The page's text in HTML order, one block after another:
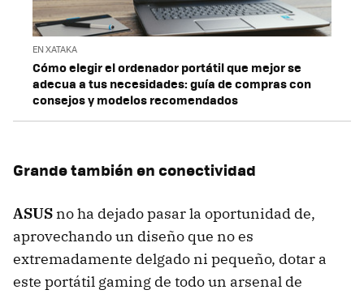
EN XATAKA
Cómo elegir el ordenador portátil que mejor se
adecua a tus necesidades: guía de compras con
consejos y modelos recomendados
Grande también en conectividad
ASUS no ha dejado pasar la oportunidad de,
aprovechando un diseño que no es
extremadamente delgado ni pequeño, dotar a
este portátil gaming de todo un arsenal de